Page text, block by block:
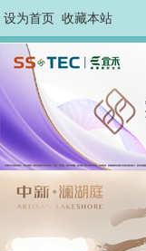
设为首页 收藏本站